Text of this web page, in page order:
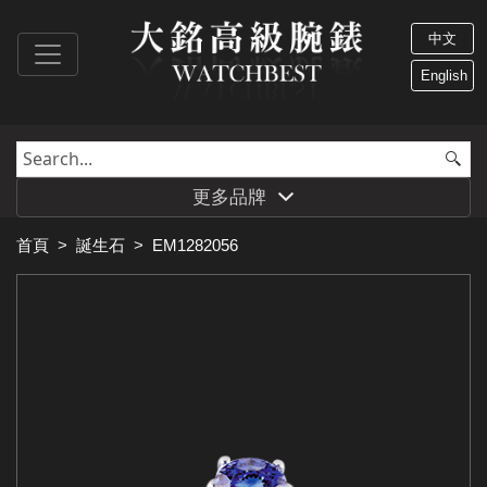
中文
English
更多品牌
首頁 > 誕生石 > EM1282056